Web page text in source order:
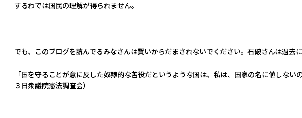
するわでは国民の理解が得られません。
でも、このブログを読んでるみなさんは賢いからだまされないでください。石破さんは過去に
「国を守ることが意に反した奴隷的な苦役だというような国は、私は、国家の名に値しない
３日衆議院憲法調査会）